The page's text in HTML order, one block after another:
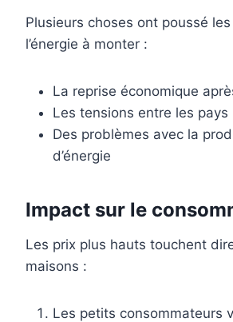
Plusieurs choses ont poussé
l’énergie à monter :
La reprise économique
Les tensions entre les pays
Des problèmes avec la
d’énergie
Impact sur le
Les prix plus hauts touchent
maisons :
Les petits consommateurs